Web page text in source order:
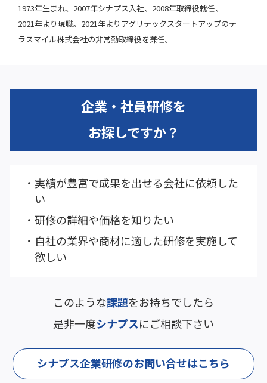
1973年生まれ、2007年シナプス入社、2008年取締役就任、
2021年より現職。2021年よりアグリテックスタートアップのテ
ラスマイル株式会社の非常勤取締役を兼任。
企業・社員研修を
お探しですか？
実績が豊富で成果を出せる会社に依頼した
い
研修の詳細や価格を知りたい
自社の業界や商材に適した研修を実施して
欲しい
このような課題をお持ちでしたら
是非一度シナプスにご相談下さい
シナプス企業研修のお問い合せはこちら